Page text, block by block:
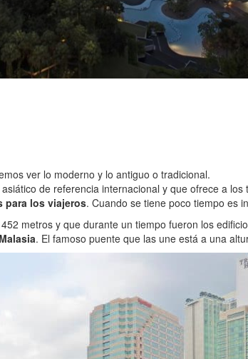
ver lo moderno y lo antiguo o tradicional.
de referencia internacional y que ofrece a
para los viajeros. Cuando se tiene poco tiempo es
metros y que durante un tiempo fueron los
. El famoso puente que las une está a una